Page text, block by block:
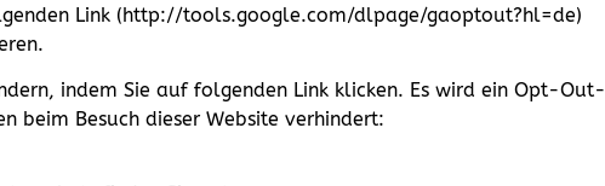
Link (http://tools.google.com/dlpage/gaoptout?hl=de)
indem Sie auf folgenden Link klicken. Es wird ein Opt-Out-
beim Besuch dieser Website verhindert: